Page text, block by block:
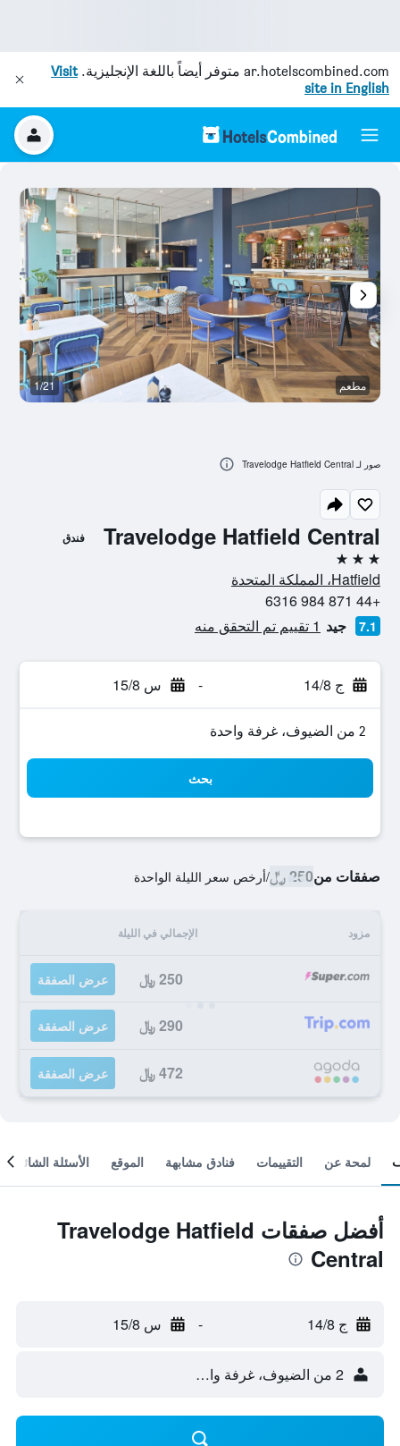
ar.hotelscombined.com متوفر أيضاً باللغة الإنجليزية.Visit
site in English
Travelodge Hatfield Central فندق
3 نجوم
Hatfield، المملكة المتحدة
+44 871 984 6316
7.1 جيد 1 تقييم تم التحقق منه
ج 14/8 - س 15/8
2 من الضيوف، غرفة واحدة
بحث
صفقات من250 ﷼ /أرخص سعر الليلة الواحدة
مزود الإجمالي في الليلة
250 ﷼ عرض الصفقة
290 ﷼ عرض الصفقة
472 ﷼ عرض الصفقة
مطعم 1/21
صور لـ Travelodge Hatfield Central
لمحة عن التقييمات فنادق مشابهة الموقع الأسئلة الشائعة
أفضل صفقات Travelodge Hatfield
Central
ج 14/8 - س 15/8
2 من الضيوف، غرفة واحدة